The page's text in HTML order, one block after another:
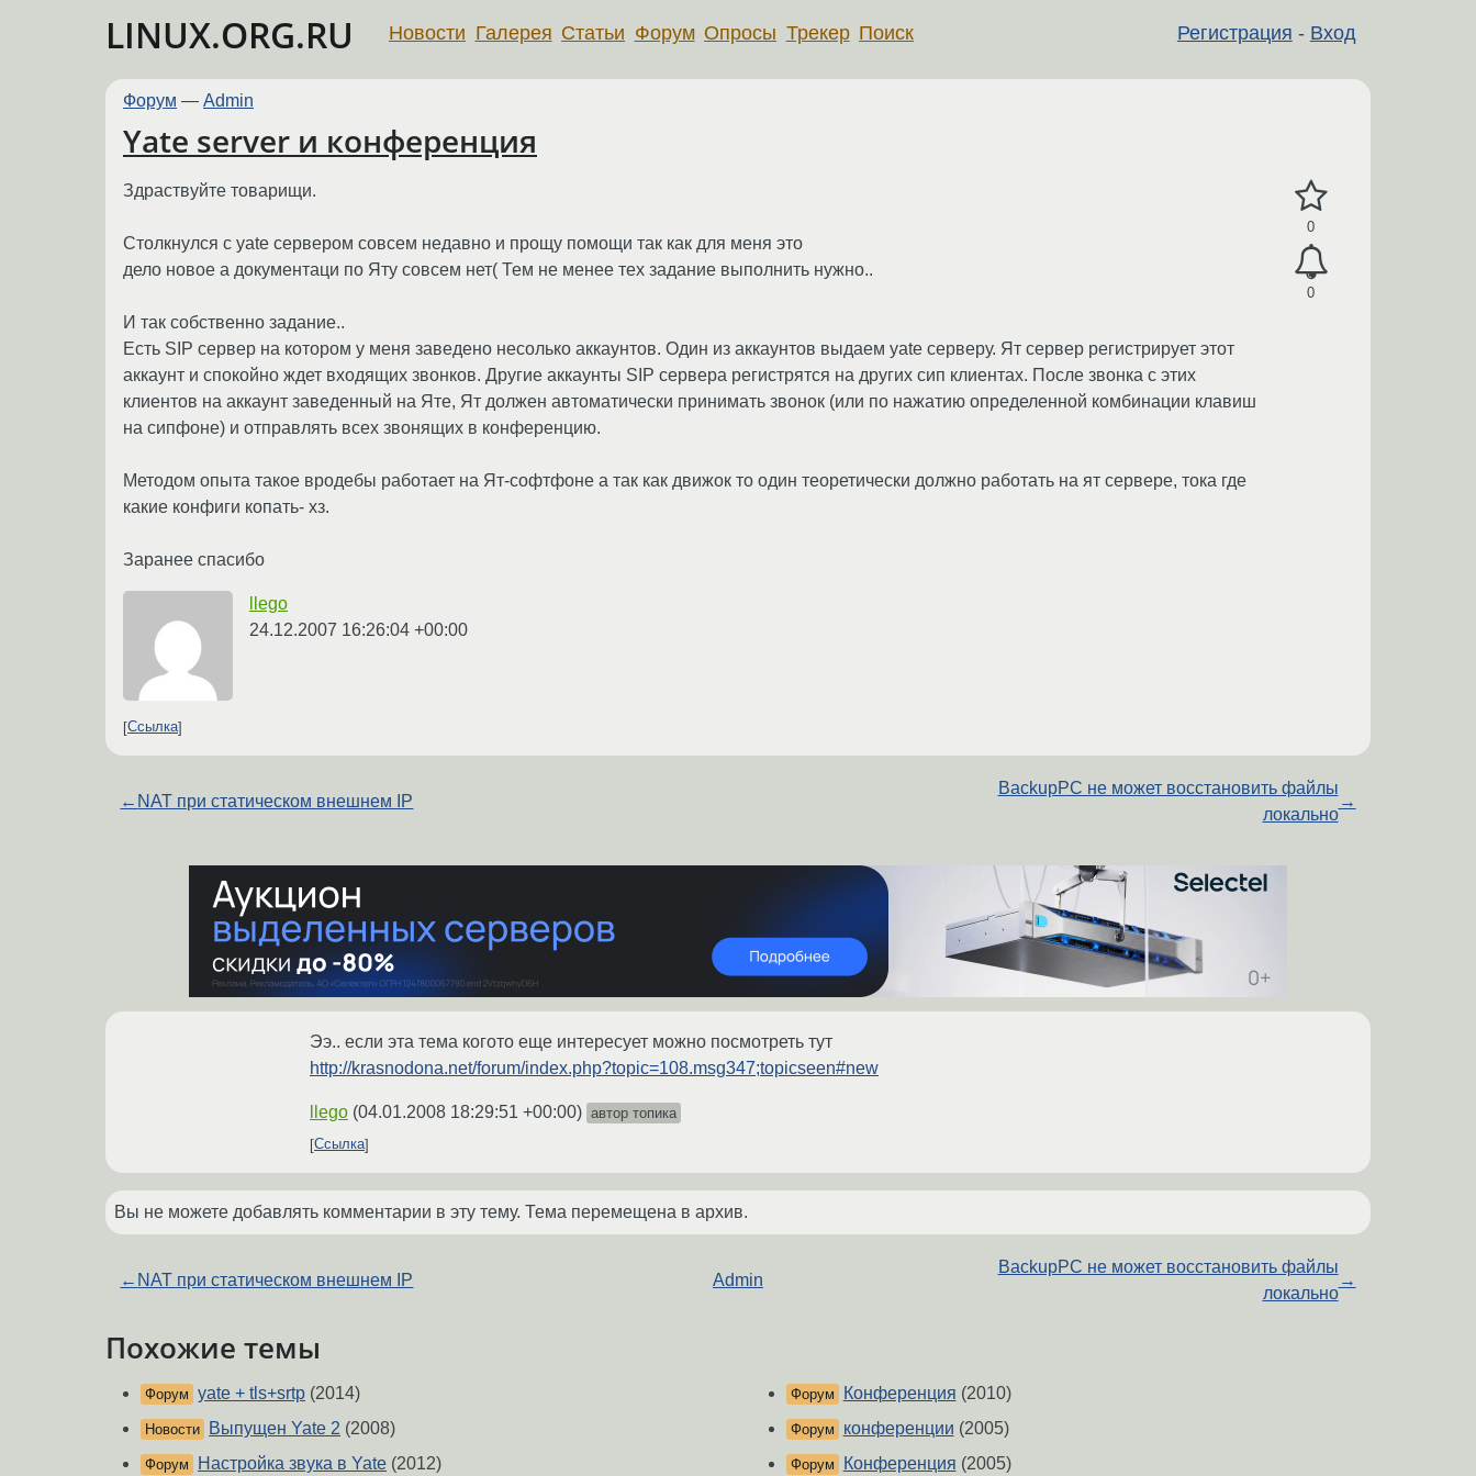
LINUX.ORG.RU Регистрация - Вход
Новости Галерея Статьи Форум Опросы Трекер Поиск
Форум — Admin
Yate server и конференция
0
0
Здраствуйте товарищи.
Столкнулся с yate сервером совсем недавно и прощу помощи так как для меня это
дело новое а документаци по Яту совсем нет( Тем не менее тех задание выполнить нужно..
И так собственно задание..
Есть SIP сервер на котором у меня заведено несолько аккаунтов. Один из аккаунтов выдаем yate серверу. Ят сервер регистрирует этот
аккаунт и спокойно ждет входящих звонков. Другие аккаунты SIP сервера регистрятся на других сип клиентах. После звонка с этих
клиентов на аккаунт заведенный на Яте, Ят должен автоматически принимать звонок (или по нажатию определенной комбинации клавиш
на сипфоне) и отправлять всех звонящих в конференцию.
Методом опыта такое вродебы работает на Ят-софтфоне а так как движок то один теоретически должно работать на ят сервере, тока где
какие конфиги копать- хз.
Заранее спасибо
llego
24.12.2007 16:26:04 +00:00
Ссылка
← NAT при статическом внешнем IP
BackupPC не может восстановить файлы
локально
→
Ээ.. если эта тема когото еще интересует можно посмотреть тут
http://krasnodona.net/forum/index.php?topic=108.msg347;topicseen#new
llego (04.01.2008 18:29:51 +00:00) автор топика
Ссылка
Вы не можете добавлять комментарии в эту тему. Тема перемещена в архив.
← NAT при статическом внешнем IP Admin
BackupPC не может восстановить файлы
локально
→
Похожие темы
Форум yate + tls+srtp (2014)
Новости Выпущен Yate 2 (2008)
Форум Настройка звука в Yate (2012)
Форум Конференция (2010)
Форум конференции (2005)
Форум Конференция (2005)